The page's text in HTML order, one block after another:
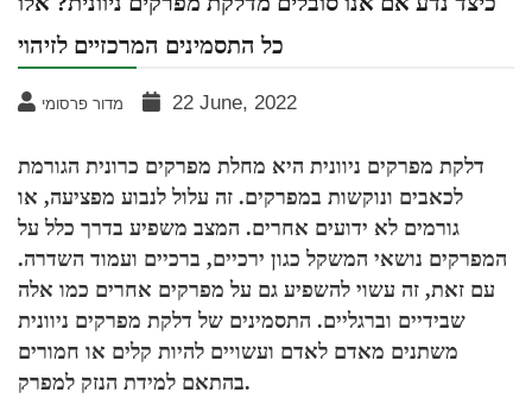
כל התסמינים המרכזיים לזיהוי
מדור פרסומי 22 June, 2022
דלקת מפרקים ניוונית היא מחלת מפרקים כרונית הגורמת
לכאבים ונוקשות במפרקים. זה עלול לנבוע מפציעה, או
גורמים לא ידועים אחרים. המצב משפיע בדרך כלל על
המפרקים נושאי המשקל כגון ירכיים, ברכיים ועמוד השדרה.
עם זאת, זה עשוי להשפיע גם על מפרקים אחרים כמו אלה
שבידיים וברגליים. התסמינים של דלקת מפרקים ניוונית
משתנים מאדם לאדם ועשויים להיות קלים או חמורים
בהתאם למידת הנזק למפרק.